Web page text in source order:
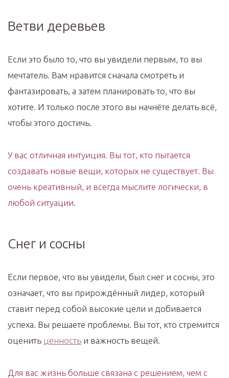
Ветви деревьев
Если это было то, что вы увидели первым, то вы
мечтатель. Вам нравится сначала смотреть и
фантазировать, а затем планировать то, что вы
хотите. И только после этого вы начнёте делать всё,
чтобы этого достичь.
У вас отличная интуиция. Вы тот, кто пытается
создавать новые вещи, которых не существует. Вы
очень креативный, и всегда мыслите логически, в
любой ситуации.
Снег и сосны
Если первое, что вы увидели, был снег и сосны, это
означает, что вы прирождённый лидер, который
ставит перед собой высокие цели и добивается
успеха. Вы решаете проблемы. Вы тот, кто стремится
оценить ценность и важность вещей.
Для вас жизнь больше связана с решением, чем с